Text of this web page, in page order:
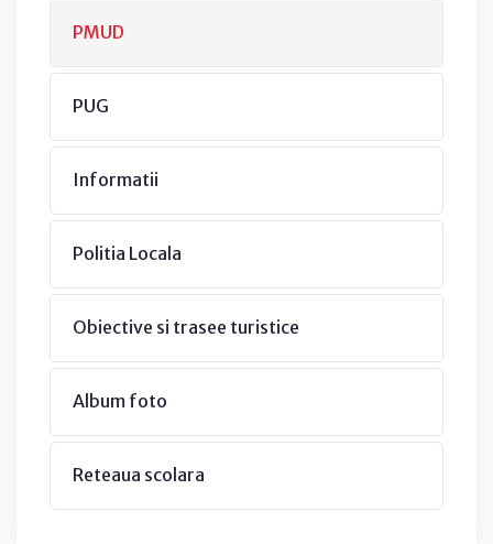
PMUD
PUG
Informatii
Politia Locala
Obiective si trasee turistice
Album foto
Reteaua scolara